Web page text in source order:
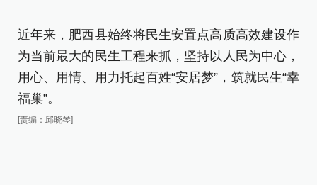
近年来，肥西县始终将民生安置点高质高效建设作
为当前最大的民生工程来抓，坚持以人民为中心，
用心、用情、用力托起百姓“安居梦”，筑就民生“幸
福巢”。
[责编：邱晓琴]